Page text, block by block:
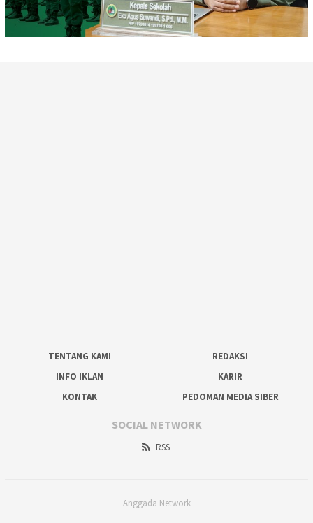
TENTANG KAMI
REDAKSI
INFO IKLAN
KARIR
KONTAK
PEDOMAN MEDIA SIBER
SOCIAL NETWORK
RSS
Anggada Network